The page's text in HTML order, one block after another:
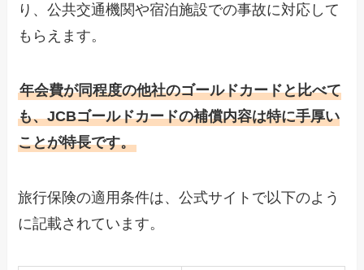
り、公共交通機関や宿泊施設での事故に対応して
もらえます。
年会費が同程度の他社のゴールドカードと比べて
も、JCBゴールドカードの補償内容は特に手厚い
ことが特長です。
旅行保険の適用条件は、公式サイトで以下のよう
に記載されています。